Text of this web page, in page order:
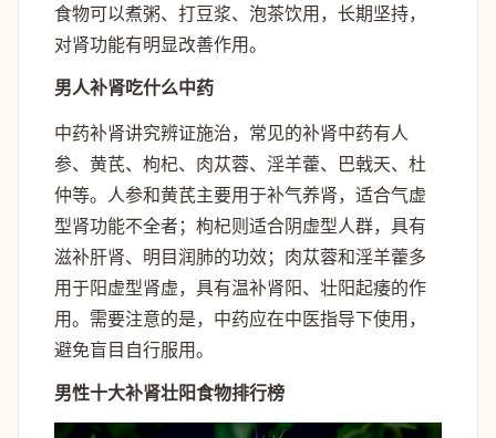
食物可以煮粥、打豆浆、泡茶饮用，长期坚持，
对肾功能有明显改善作用。
男人补肾吃什么中药
中药补肾讲究辨证施治，常见的补肾中药有人
参、黄芪、枸杞、肉苁蓉、淫羊藿、巴戟天、杜
仲等。人参和黄芪主要用于补气养肾，适合气虚
型肾功能不全者；枸杞则适合阴虚型人群，具有
滋补肝肾、明目润肺的功效；肉苁蓉和淫羊藿多
用于阳虚型肾虚，具有温补肾阳、壮阳起痿的作
用。需要注意的是，中药应在中医指导下使用，
避免盲目自行服用。
男性十大补肾壮阳食物排行榜